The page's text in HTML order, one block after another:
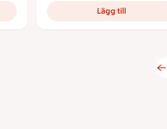
Lägg till